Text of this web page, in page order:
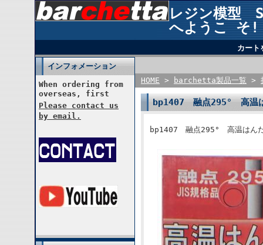
レジン模型
へようこ そ!
カート
インフォメーション
When ordering from
overseas, first
Please contact us
by email.
HOME > barchetta製品一覧 >
bp1407 融点295° 高
bp1407 融点295° 高温は